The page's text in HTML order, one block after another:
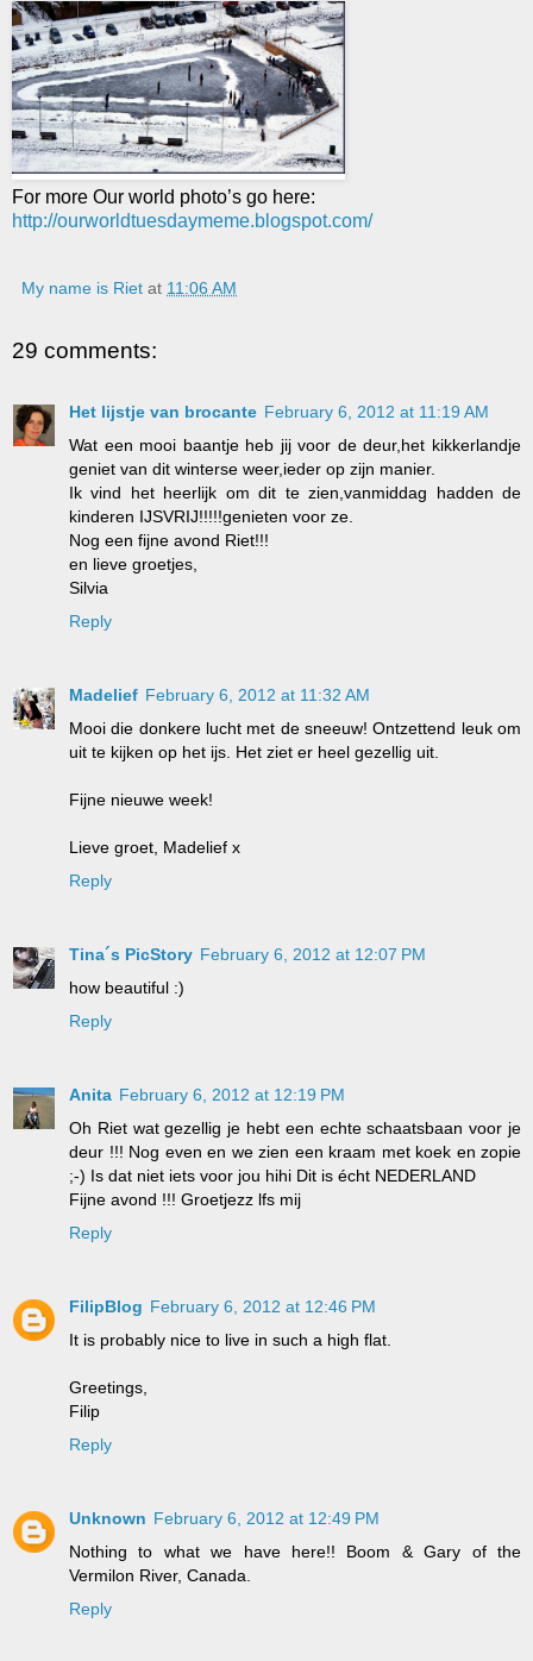
For more Our world photo’s go here:
http://ourworldtuesdaymeme.blogspot.com/
My name is Riet at 11:06 AM
29 comments:
Het lijstje van brocante February 6, 2012 at 11:19 AM
Wat een mooi baantje heb jij voor de deur,het kikkerlandje
geniet van dit winterse weer,ieder op zijn manier.
Ik vind het heerlijk om dit te zien,vanmiddag hadden de
kinderen IJSVRIJ!!!!!genieten voor ze.
Nog een fijne avond Riet!!!
en lieve groetjes,
Silvia
Reply
Madelief February 6, 2012 at 11:32 AM
Mooi die donkere lucht met de sneeuw! Ontzettend leuk om
uit te kijken op het ijs. Het ziet er heel gezellig uit.
Fijne nieuwe week!
Lieve groet, Madelief x
Reply
Tina´s PicStory February 6, 2012 at 12:07 PM
how beautiful :)
Reply
Anita February 6, 2012 at 12:19 PM
Oh Riet wat gezellig je hebt een echte schaatsbaan voor je
deur !!! Nog even en we zien een kraam met koek en zopie
;-) Is dat niet iets voor jou hihi Dit is écht NEDERLAND
Fijne avond !!! Groetjezz lfs mij
Reply
FilipBlog February 6, 2012 at 12:46 PM
It is probably nice to live in such a high flat.
Greetings,
Filip
Reply
Unknown February 6, 2012 at 12:49 PM
Nothing to what we have here!! Boom & Gary of the
Vermilon River, Canada.
Reply